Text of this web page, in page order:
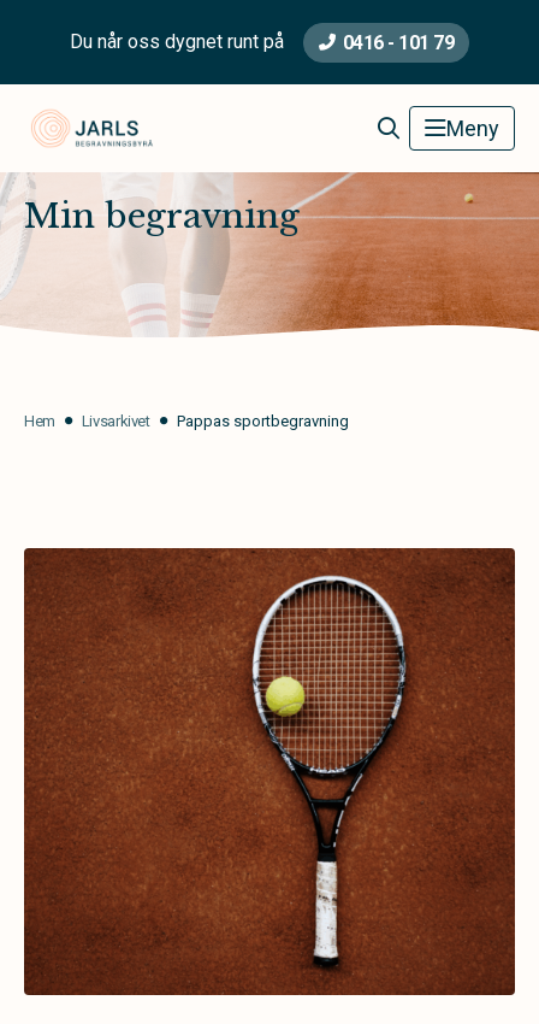
Du når oss dygnet runt på 0416 - 101 79
Meny
Min begravning
Hem Livsarkivet Pappas sportbegravning